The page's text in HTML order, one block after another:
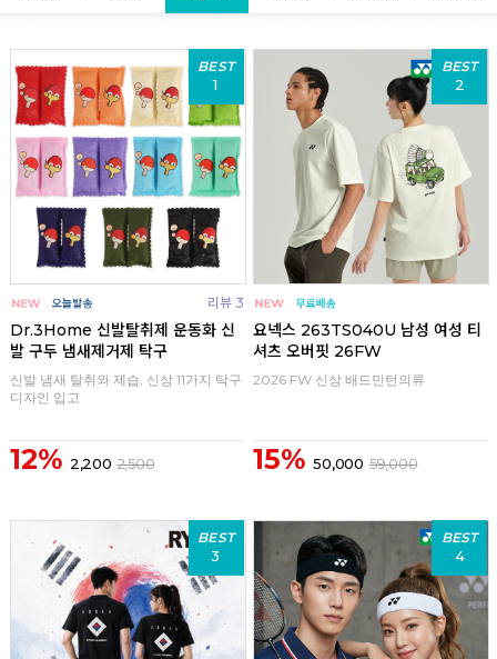
BEST
1
리뷰 3
Dr.3Home 신발탈취제 운동화 신
발 구두 냄새제거제 탁구
신발 냄새 탈취와 제습, 신상 11가지 탁구
디자인 입고
12% 2,200 2,500
BEST
2
요넥스 263TS040U 남성 여성 티
셔츠 오버핏 26FW
2026 FW 신상 배드민턴의류
15% 50,000 59,000
BEST
3
BEST
4